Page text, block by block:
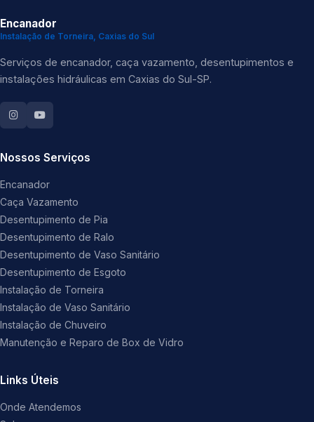
Encanador
Instalação de Torneira, Caxias do Sul
Serviços de encanador, caça vazamento, desentupimentos e
instalações hidráulicas em Caxias do Sul-SP.
Nossos Serviços
Encanador
Caça Vazamento
Desentupimento de Pia
Desentupimento de Ralo
Desentupimento de Vaso Sanitário
Desentupimento de Esgoto
Instalação de Torneira
Instalação de Vaso Sanitário
Instalação de Chuveiro
Manutenção e Reparo de Box de Vidro
Links Úteis
Onde Atendemos